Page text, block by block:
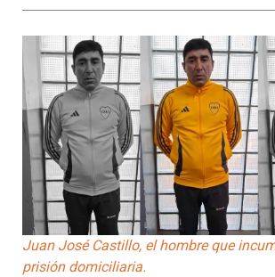
Juan José Castillo, el hombre que
prisión domiciliaria.